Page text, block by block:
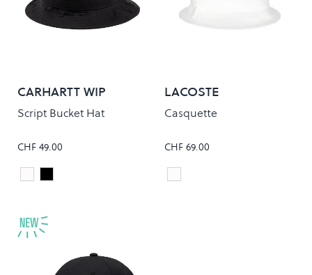
CARHARTT WIP
Script Bucket Hat
CHF 49.00
Colour
White/Black
Black/White
LACOSTE
Casquette
CHF 69.00
Colour
Blanc